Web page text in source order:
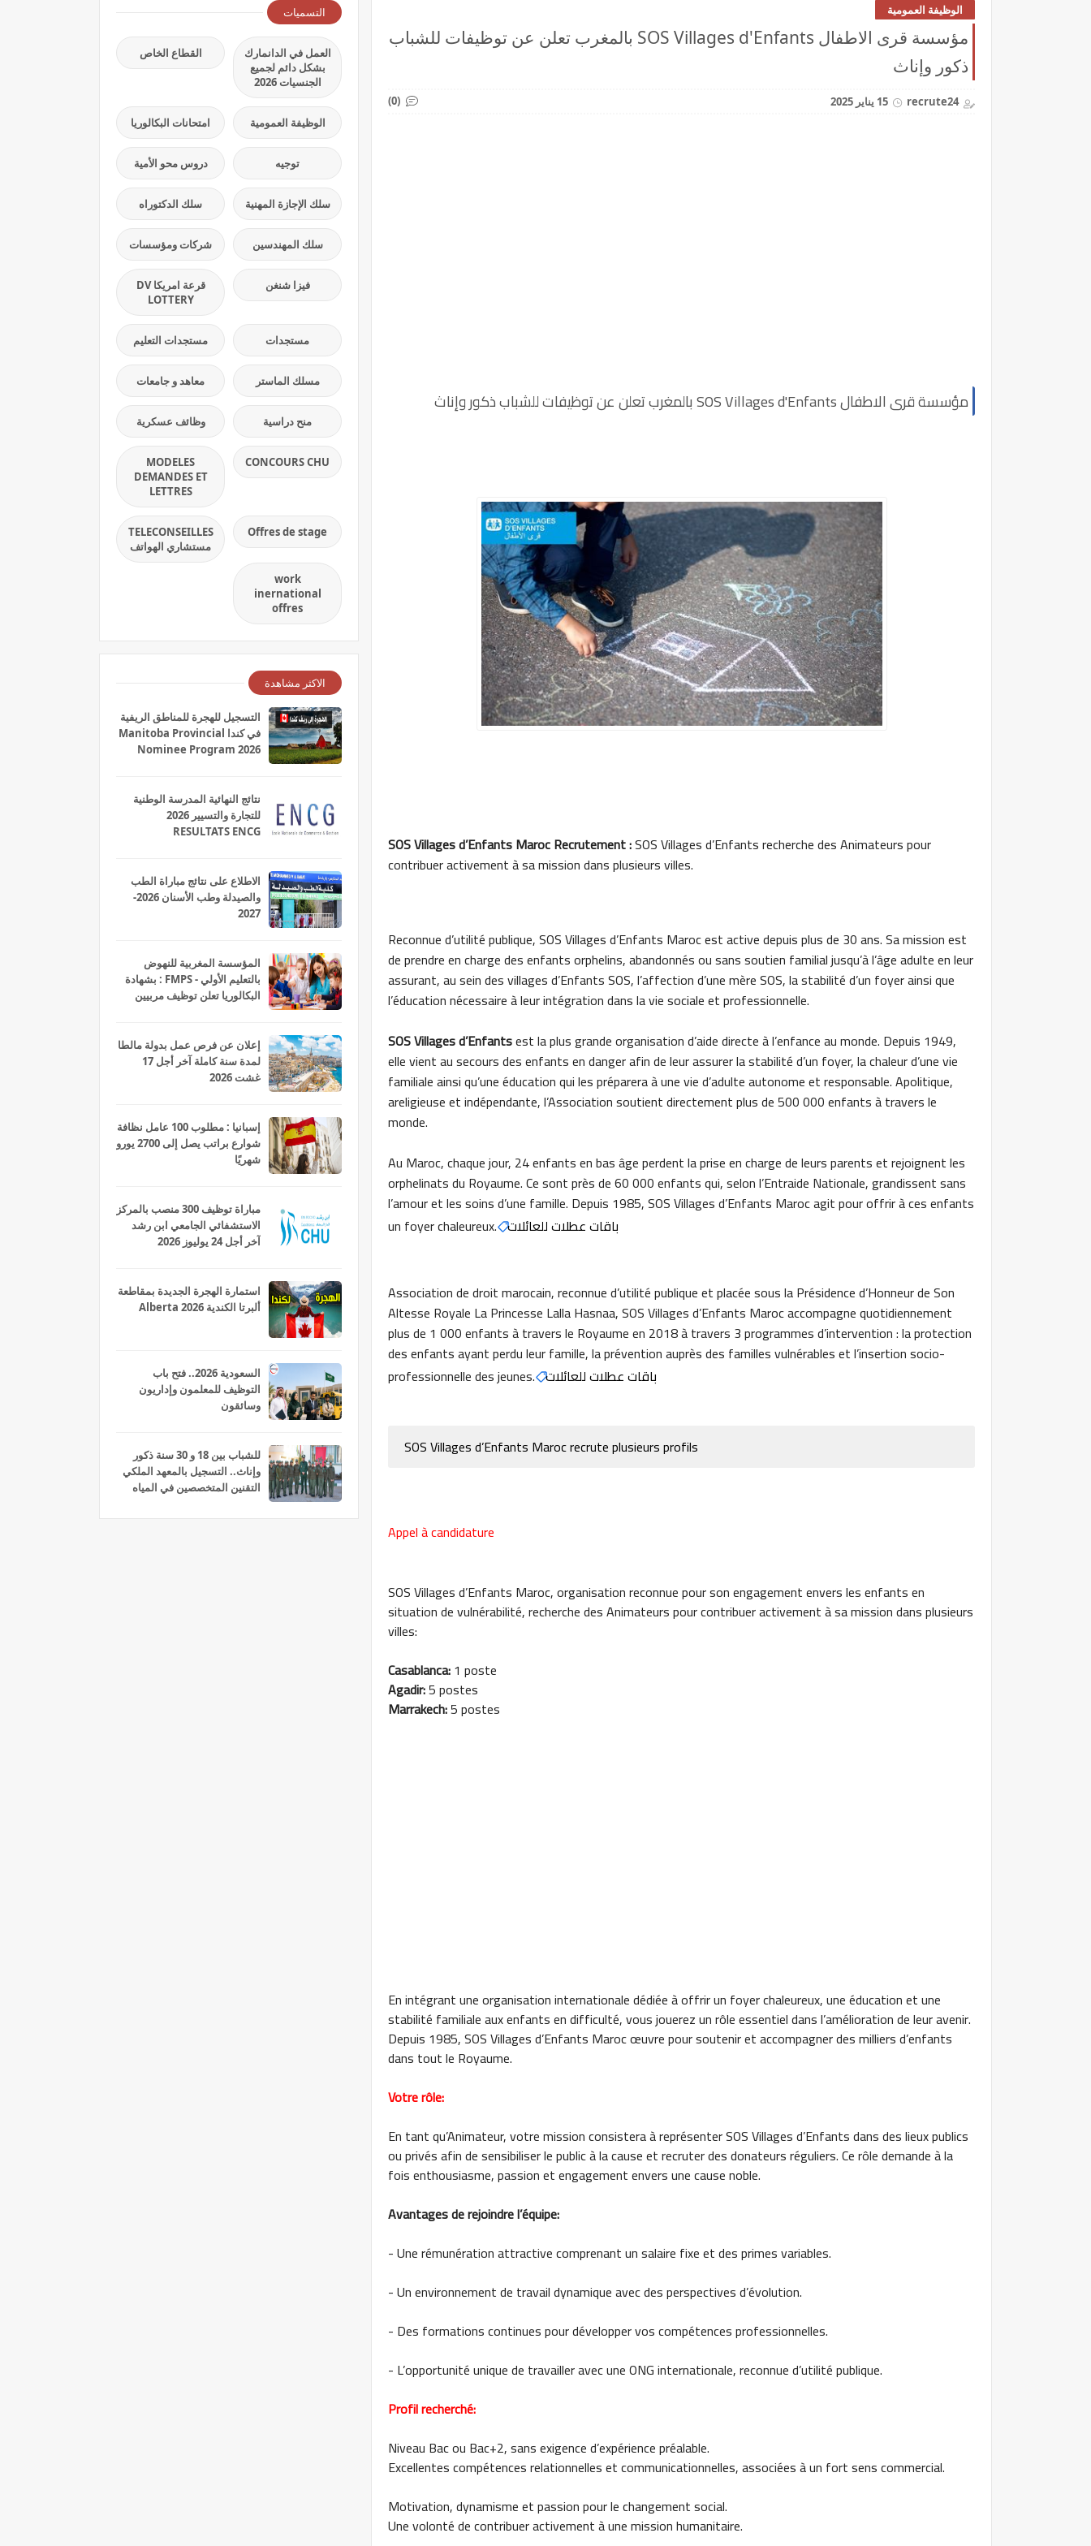
الوظيفة العمومية
مؤسسة قرى الاطفال SOS Villages d'Enfants بالمغرب تعلن عن توظيفات للشباب
ذكور وإناث
recrute24 15 يناير 2025 (0)
مؤسسة قرى الاطفال SOS Villages d'Enfants بالمغرب تعلن عن توظيفات للشباب ذكور وإناث
SOS Villages d’Enfants Maroc Recrutement :SOS Villages d’Enfantsrecherche des Animateurs pour
contribuer activement à sa mission dans plusieurs villes.
Reconnue d’utilité publique, SOS Villages d’Enfants Maroc est active depuis plus de 30 ans. Sa mission est
de prendre en charge des enfants orphelins, abandonnés ou sans soutien familial jusqu’à l’âge adulte en leur
assurant, au sein des villages d’Enfants SOS, l’affection d’une mère SOS, la stabilité d’un foyer ainsi que
l’éducation nécessaire à leur intégration dans la vie sociale et professionnelle.
SOS Villages d’Enfantsest la plus grande organisation d’aide directe à l’enfance au monde. Depuis 1949,
elle vient au secours des enfants en danger afin de leur assurer la stabilité d’un foyer, la chaleur d’une vie
familiale ainsi qu’une éducation qui les préparera à une vie d’adulte autonome et responsable. Apolitique,
areligieuse et indépendante, l’Association soutient directement plus de 500 000 enfants à travers le
monde.
Au Maroc, chaque jour, 24 enfants en bas âge perdent la prise en charge de leurs parents et rejoignent les
orphelinats du Royaume. Ce sont près de 60 000 enfants qui, selon l’Entraide Nationale, grandissent sans
l’amour et les soins d’une famille. Depuis 1985, SOS Villages d’Enfants Maroc agit pour offrir à ces enfants
un foyer chaleureux. باقات عطلات للعائلات
Association de droit marocain, reconnue d’utilité publique et placée sous la Présidence d’Honneur de Son
Altesse Royale La Princesse Lalla Hasnaa, SOS Villages d’Enfants Maroc accompagne quotidiennement
plus de 1 000 enfants à travers le Royaume en 2018 à travers 3 programmes d’intervention : la protection
des enfants ayant perdu leur famille, la prévention auprès des familles vulnérables et l’insertion socio-
professionnelle des jeunes. باقات عطلات للعائلات
SOS Villages d’Enfants Maroc recrute plusieurs profils
Appel à candidature
SOS Villages d’Enfants Maroc, organisation reconnue pour son engagement envers les enfants en
situation de vulnérabilité, recherche des Animateurs pour contribuer activement à sa mission dans plusieurs
villes:
Casablanca:1 poste
Agadir:5 postes
Marrakech:5 postes
En intégrant une organisation internationale dédiée à offrir un foyer chaleureux, une éducation et une
stabilité familiale aux enfants en difficulté, vous jouerez un rôle essentiel dans l’amélioration de leur avenir.
Depuis 1985, SOS Villages d’Enfants Maroc œuvre pour soutenir et accompagner des milliers d’enfants
dans tout le Royaume.
Votre rôle:
En tant qu’Animateur, votre mission consistera à représenter SOS Villages d’Enfants dans des lieux publics
ou privés afin de sensibiliser le public à la cause et recruter des donateurs réguliers. Ce rôle demande à la
fois enthousiasme, passion et engagement envers une cause noble.
Avantages de rejoindre l’équipe:
- Une rémunération attractive comprenant un salaire fixe et des primes variables.
- Un environnement de travail dynamique avec des perspectives d’évolution.
- Des formations continues pour développer vos compétences professionnelles.
- L’opportunité unique de travailler avec une ONG internationale, reconnue d’utilité publique.
Profil recherché:
Niveau Bac ou Bac+2, sans exigence d’expérience préalable.
Excellentes compétences relationnelles et communicationnelles, associées à un fort sens commercial.
Motivation, dynamisme et passion pour le changement social.
Une volonté de contribuer activement à une mission humanitaire.
التسميات
العمل في الدانمارك
بشكل دائم لجميع
الجنسيات 2026
القطاع الخاص
الوظيفة العمومية امتحانات البكالوريا
توجيه دروس محو الأمية
سلك الإجازة المهنية سلك الدكتوراه
سلك المهندسين شركات ومؤسسات
فيزا شنغن
قرعة امريكا DV
LOTTERY
مستجدات مستجدات التعليم
مسلك الماستر معاهد و جامعات
منح دراسية وظائف عسكرية
CONCOURS CHU
MODELES
DEMANDES ET
LETTRES
Offres de stage
TELECONSEILLES
مستشاري الهواتف
work
inernational
offres
الاكثر مشاهدة
التسجيل للهجرة للمناطق الريفية
في كندا Manitoba Provincial
Nominee Program 2026
نتائج النهائية المدرسة الوطنية
للتجارة والتسيير 2026
RESULTATS ENCG
الاطلاع على نتائج مباراة الطب
والصيدلة وطب الأسنان 2026-
2027
المؤسسة المغربية للنهوض
بالتعليم الأولي - FMPS : بشهادة
البكالوريا تعلن توظيف مربيين
إعلان عن فرص عمل بدولة مالطا
لمدة سنة كاملة آخر أجل 17
غشت 2026
إسبانيا : مطلوب 100 عامل نظافة
شوارع براتب يصل إلى 2700 يورو
شهريًا
مباراة توظيف 300 منصب بالمركز
الاستشفائي الجامعي ابن رشد
آخر أجل 24 يوليوز 2026
استمارة الهجرة الجديدة بمقاطعة
ألبرتا الكندية Alberta 2026
السعودية 2026.. فتح باب
التوظيف للمعلمون وإداريون
وسائقون
للشباب بين 18 و 30 سنة ذكور
وإناث.. التسجيل بالمعهد الملكي
التقنين المتخصصين في المياه